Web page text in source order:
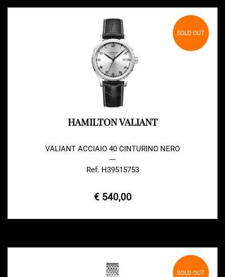
SOLD OUT
HAMILTON VALIANT
VALIANT ACCIAIO 40 CINTURINO NERO
---
Ref. H39515753
€ 540,00
SOLD OUT